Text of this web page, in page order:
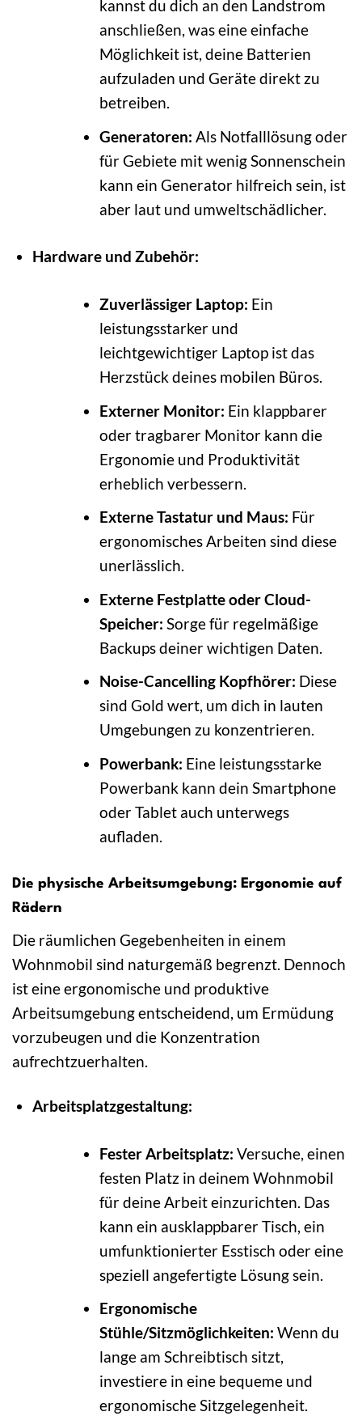
kannst du dich an den Landstrom
anschließen, was eine einfache
Möglichkeit ist, deine Batterien
aufzuladen und Geräte direkt zu
betreiben.
Generatoren: Als Notfalllösung oder
für Gebiete mit wenig Sonnenschein
kann ein Generator hilfreich sein, ist
aber laut und umweltschädlicher.
Hardware und Zubehör:
Zuverlässiger Laptop: Ein
leistungsstarker und
leichtgewichtiger Laptop ist das
Herzstück deines mobilen Büros.
Externer Monitor: Ein klappbarer
oder tragbarer Monitor kann die
Ergonomie und Produktivität
erheblich verbessern.
Externe Tastatur und Maus: Für
ergonomisches Arbeiten sind diese
unerlässlich.
Externe Festplatte oder Cloud-
Speicher: Sorge für regelmäßige
Backups deiner wichtigen Daten.
Noise-Cancelling Kopfhörer: Diese
sind Gold wert, um dich in lauten
Umgebungen zu konzentrieren.
Powerbank: Eine leistungsstarke
Powerbank kann dein Smartphone
oder Tablet auch unterwegs
aufladen.
Die physische Arbeitsumgebung: Ergonomie auf
Rädern
Die räumlichen Gegebenheiten in einem
Wohnmobil sind naturgemäß begrenzt. Dennoch
ist eine ergonomische und produktive
Arbeitsumgebung entscheidend, um Ermüdung
vorzubeugen und die Konzentration
aufrechtzuerhalten.
Arbeitsplatzgestaltung:
Fester Arbeitsplatz: Versuche, einen
festen Platz in deinem Wohnmobil
für deine Arbeit einzurichten. Das
kann ein ausklappbarer Tisch, ein
umfunktionierter Esstisch oder eine
speziell angefertigte Lösung sein.
Ergonomische
Stühle/Sitzmöglichkeiten: Wenn du
lange am Schreibtisch sitzt,
investiere in eine bequeme und
ergonomische Sitzgelegenheit.